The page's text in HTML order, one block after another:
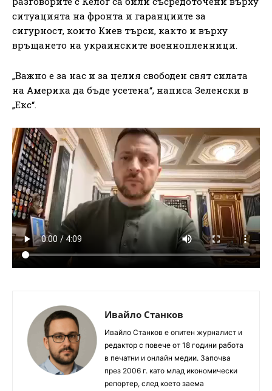
ситуацията на фронта и гаранциите за
сигурност, които Киев търси, както и върху
връщането на украинските военнопленници.
„Важно е за нас и за целия свободен свят силата
на Америка да бъде усетена“, написа Зеленски в
„Екс“.
Ивайло Станков
Ивайло Станков е опитен журналист и
редактор с повече от 18 години работа
в печатни и онлайн медии. Започва
през 2006 г. като млад икономически
репортер, след което заема